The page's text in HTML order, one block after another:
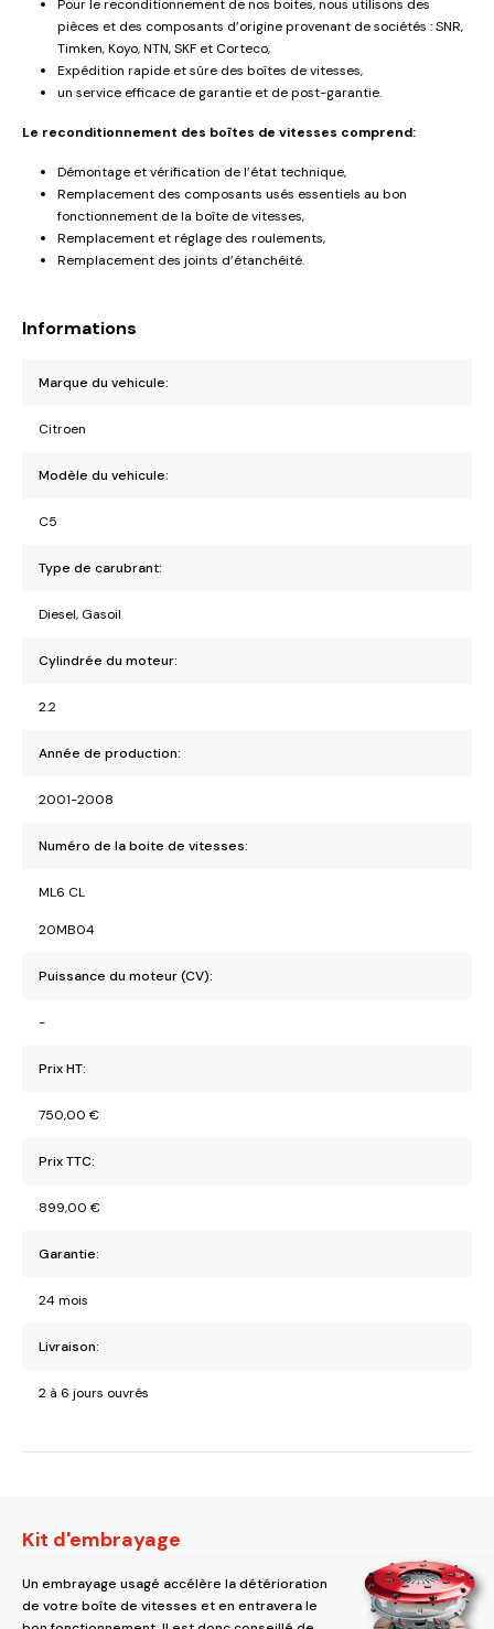
Pour le reconditionnement de nos boites, nous utilisons des
pièces et des composants d’origine provenant de sociétés : SNR,
Timken, Koyo, NTN, SKF et Corteco,
Expédition rapide et sûre des boîtes de vitesses,
un service efficace de garantie et de post-garantie.
Le reconditionnement des boîtes de vitesses comprend:
Démontage et vérification de l’état technique,
Remplacement des composants usés essentiels au bon
fonctionnement de la boîte de vitesses,
Remplacement et réglage des roulements,
Remplacement des joints d’étanchéité.
Informations
Marque du vehicule:
Citroen
Modèle du vehicule:
C5
Type de carubrant:
Diesel, Gasoil
Cylindrée du moteur:
2.2
Année de production:
2001-2008
Numéro de la boite de vitesses:
ML6 CL
20MB04
Puissance du moteur (CV):
-
Prix HT:
750,00 €
Prix TTC:
899,00 €
Garantie:
24 mois
Livraison:
2 à 6 jours ouvrés
Kit d'embrayage
Un embrayage usagé accélère la détérioration
de votre boîte de vitesses et en entravera le